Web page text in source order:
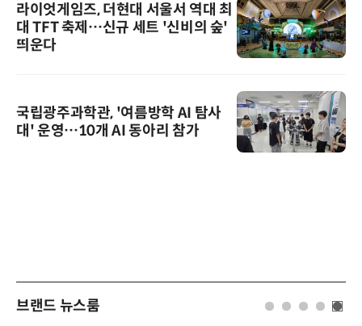
라이엇게임즈, 더현대 서울서 역대 최
대 TFT 축제…신규 세트 '신비의 숲'
띄운다
국립광주과학관, '여름방학 AI 탐사
대' 운영…10개 AI 동아리 참가
브랜드 뉴스룸